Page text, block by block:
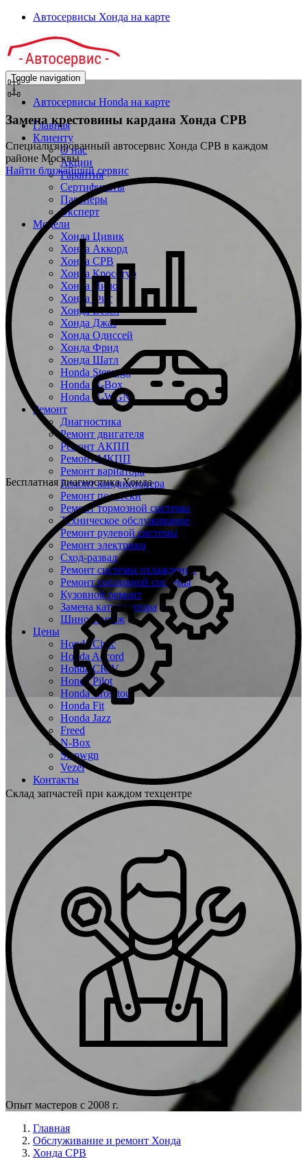
Автосервисы Хонда на карте
Toggle navigation
Автосервисы Honda на карте
Главная
Клиенту
О нас
Акции
Гарантия
Сертификаты
Партнёры
Эксперт
Модели
Хонда Цивик
Хонда Аккорд
Хонда СРВ
Хонда Кросстур
Хонда Пилот
Хонда Фит
Хонда Везел
Хонда Джаз
Хонда Одиссей
Хонда Фрид
Хонда Шатл
Honda Stepwgn
Honda N-Box
Honda N-WGN
Ремонт
Диагностика
Ремонт двигателя
Ремонт АКПП
Ремонт МКПП
Ремонт вариатора
Ремонт кондиционера
Ремонт подвески
Ремонт тормозной системы
Техническое обслуживание
Ремонт рулевой системы
Ремонт электрики
Сход-развал
Ремонт системы охлаждения
Ремонт топливной системы
Кузовной ремонт
Замена катализатора
Шиномонтаж
Цены
Honda Civic
Honda Accord
Honda CR-V
Honda Pilot
Honda Crosstour
Honda Fit
Honda Jazz
Freed
N-Box
Stepwgn
Vezel
Контакты
Замена крестовины кардана Хонда СРВ
Специализированный автосервис Хонда СРВ в каждом
районе Москвы
Найти ближайший сервис
Бесплатная диагностика Хонда
Склад запчастей при каждом техцентре
Опыт мастеров с 2008 г.
Главная
Обслуживание и ремонт Хонда
Хонда СРВ